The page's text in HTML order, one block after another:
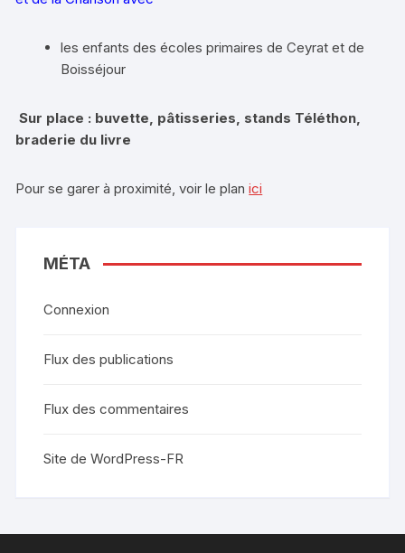
les enfants des écoles primaires de Ceyrat et de
Boisséjour
Sur place : buvette, pâtisseries, stands Téléthon,
braderie du livre
Pour se garer à proximité, voir le planici
MÉTA
Connexion
Flux des publications
Flux des commentaires
Site de WordPress-FR